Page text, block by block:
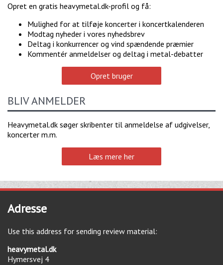
Opret en gratis heavymetal.dk-profil og få:
Mulighed for at tilføje koncerter i koncertkalenderen
Modtag nyheder i vores nyhedsbrev
Deltag i konkurrencer og vind spændende præmier
Kommentér anmeldelser og deltag i metal-debatter
Opret bruger
BLIV ANMELDER
Heavymetal.dk søger skribenter til anmeldelse af udgivelser,
koncerter m.m.
Læs mere her
Adresse
Use this address for sending review material:
heavymetal.dk
Hymersvej 4